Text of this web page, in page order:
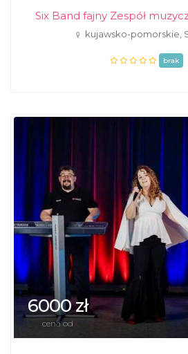
Six Band fajny Zespół
kujawsko-pomorskie,
brak
6000 zł
cena od